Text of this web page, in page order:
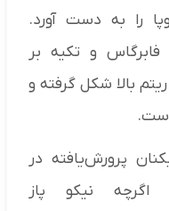
را به دست آورد.
و تکیه بر
بالا شکل گرفته و
پرورش‌یافته در
اگرچه نیکو پاز